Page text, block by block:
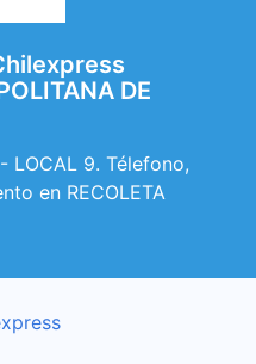
DE
LOCAL 9. Télefono,
en RECOLETA